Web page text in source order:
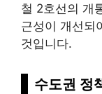
철 2호선의 개
근성이 개선되
것입니다.
수도권 정